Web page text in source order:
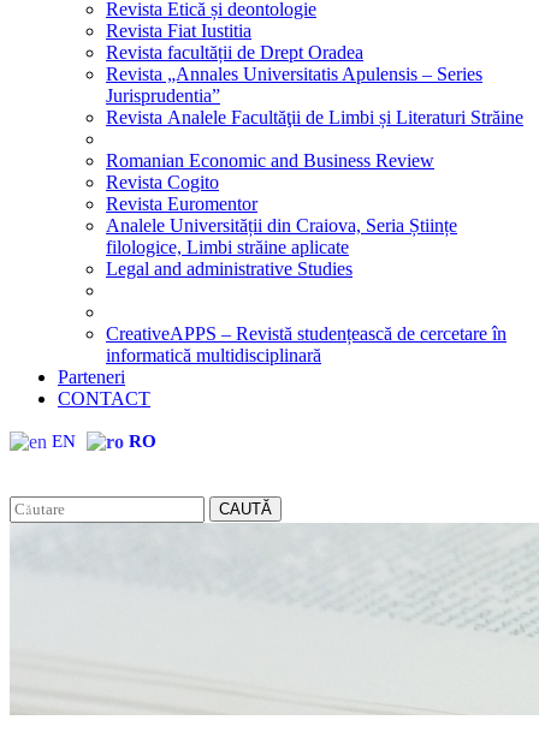
Revista Etică și deontologie
Revista Fiat Iustitia
Revista facultății de Drept Oradea
Revista „Annales Universitatis Apulensis – Series
Jurisprudentia”
Revista Analele Facultăţii de Limbi și Literaturi Străine
Romanian Economic and Business Review
Revista Cogito
Revista Euromentor
Analele Universității din Craiova, Seria Științe
filologice, Limbi străine aplicate
Legal and administrative Studies
CreativeAPPS – Revistă studențească de cercetare în
informatică multidisciplinară
Parteneri
CONTACT
EN RO
CAUTĂ